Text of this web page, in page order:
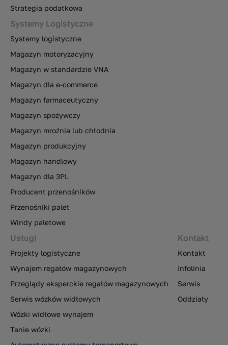
Strategia podatkowa
Systemy Logistyczne
Systemy logistyczne
Magazyn motoryzacyjny
Magazyn w standardzie VNA
Magazyn dla e-commerce
Magazyn farmaceutyczny
Magazyn spożywczy
Magazyn mroźnia lub chłodnia
Magazyn produkcyjny
Magazyn handlowy
Magazyn dla 3PL
Producent przenośników
Przenośniki palet
Windy paletowe
Usługi
Projekty logistyczne
Wynajem regałów magazynowych
Przeglądy eksperckie regałów magazynowych
Serwis wózków widłowych
Wózki widłowe wynajem
Tanie wózki
Kontakt
Kontakt
Infolinia
Serwis
Oddziały